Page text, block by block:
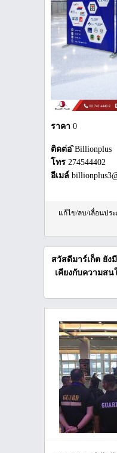
ราคา 0
ติดต่อิBillionplus
โทร 274544402
อีเมล์
แก้ไข/ลบ/เลื่อนปร
สวัสดีมาร์เก็ต ยัง
เคียงกับความส